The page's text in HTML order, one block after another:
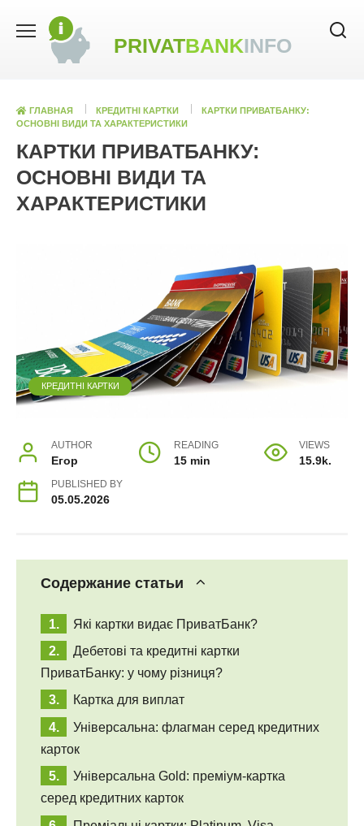
PRIVATBANKINFO
ГЛАВНАЯ КРЕДИТНІ КАРТКИ
КАРТКИ ПРИВАТБАНКУ:
ОСНОВНІ ВИДИ ТА ХАРАКТЕРИСТИКИ
КАРТКИ ПРИВАТБАНКУ:
ОСНОВНІ ВИДИ ТА
ХАРАКТЕРИСТИКИ
КРЕДИТНІ КАРТКИ
AUTHOR
Егор
READING
15 min
VIEWS
15.9k.
PUBLISHED BY
05.05.2026
Содержание статьи
Які картки видає ПриватБанк?
Дебетові та кредитні картки
ПриватБанку: у чому різниця?
Картка для виплат
Універсальна: флагман серед кредитних
карток
Універсальна Gold: преміум-картка
серед кредитних карток